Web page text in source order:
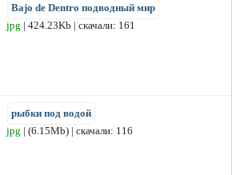
Bajo de Dentro подводный мир
jpg | 424.23Kb | скачали: 161
рыбки под водой
jpg | (6.15Mb) | скачали: 116